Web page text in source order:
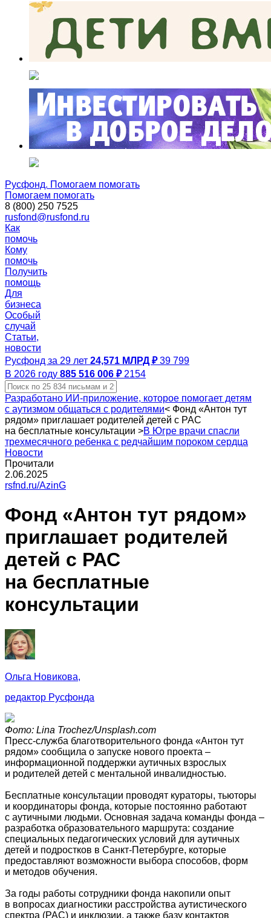
Русфонд. Помогаем помогать
Помогаем помогать
8 (800) 250 7525
rusfond@rusfond.ru
Как
помочь
Кому
помочь
Получить
помощь
Для
бизнеса
Особый
случай
Статьи,
новости
Русфонд за 29 лет 24,571 МЛРД ₽ 39 799
В 2026 году 885 516 006 ₽ 2154
Разработано ИИ-приложение, которое помогает детям
с аутизмом общаться с родителями< Фонд «Антон тут
рядом» приглашает родителей детей с РАС
на бесплатные консультации >В Югре врачи спасли
трехмесячного ребенка с редчайшим пороком сердца
Новости
Прочитали
2.06.2025
rsfnd.ru/AzinG
Фонд «Антон тут рядом»
приглашает родителей
детей с РАС
на бесплатные
консультации
Ольга Новикова,
редактор Русфонда
Фото: Lina Trochez/Unsplash.com
Пресс-служба благотворительного фонда «Антон тут
рядом» сообщила о запуске нового проекта –
информационной поддержки аутичных взрослых
и родителей детей с ментальной инвалидностью.
Бесплатные консультации проводят кураторы, тьюторы
и координаторы фонда, которые постоянно работают
с аутичными людьми. Основная задача команды фонда –
разработка образовательного маршрута: создание
специальных педагогических условий для аутичных
детей и подростков в Санкт-Петербурге, которые
предоставляют возможности выбора способов, форм
и методов обучения.
За годы работы сотрудники фонда накопили опыт
в вопросах диагностики расстройства аутистического
спектра (РАС) и инклюзии, а также базу контактов